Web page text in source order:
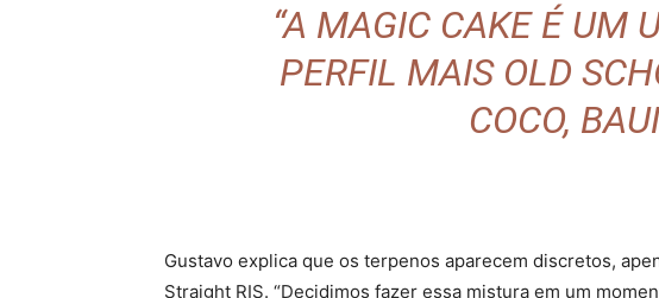
“A MAGIC CAKE É UM
PERFIL MAIS OLD
COCO,
Gustavo explica que os terpenos aparecem discretos,
Straight RIS. “Decidimos fazer essa mistura em um